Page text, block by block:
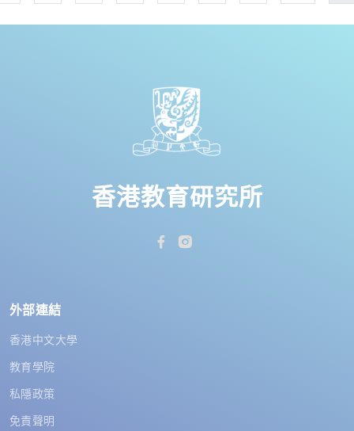
香港教育研究所
外部連結
香港中文大學
教育學院
私隱政策
免責聲明